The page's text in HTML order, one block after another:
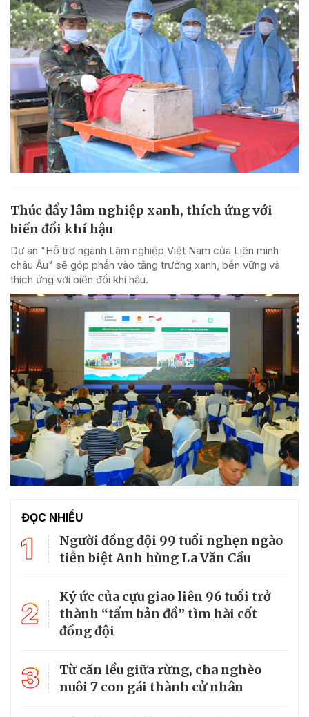
Thúc đẩy lâm nghiệp xanh, thích ứng với
biến đổi khí hậu
Dự án "Hỗ trợ ngành Lâm nghiệp Việt Nam của Liên minh
châu Âu" sẽ góp phần vào tăng trưởng xanh, bền vững và
thích ứng với biến đổi khí hậu.
ĐỌC NHIỀU
1
Người đồng đội 99 tuổi nghẹn ngào
tiễn biệt Anh hùng La Văn Cầu
2
Ký ức của cựu giao liên 96 tuổi trở
thành “tấm bản đồ” tìm hài cốt
đồng đội
3
Từ căn lều giữa rừng, cha nghèo
nuôi 7 con gái thành cử nhân